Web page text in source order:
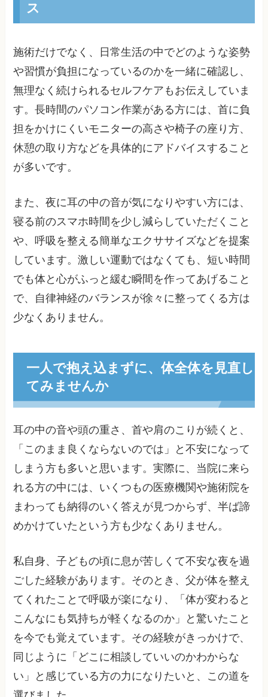
ス
施術だけでなく、日常生活の中でどのような姿勢
や習慣が負担になっているのかを一緒に確認し、
無理なく続けられるセルフケアもお伝えしていま
す。長時間のパソコン作業がある方には、首に負
担をかけにくいモニターの高さや椅子の座り方、
休憩の取り方などを具体的にアドバイスすること
が多いです。
また、夜に耳の中の音が気になりやすい方には、
寝る前のスマホ時間を少し減らしていただくこと
や、呼吸を整える簡単なエクササイズなどを提案
しています。激しい運動ではなくても、短い時間
でも体と心がふっと緩む瞬間を作ってあげること
で、自律神経のバランスが徐々に整ってくる方は
少なくありません。
一人で抱え込まずに、体全体を見直し
てみませんか
耳の中の音や頭の重さ、首や肩のこりが続くと、
「このまま良くならないのでは」と不安になって
しまう方も多いと思います。実際に、当院に来ら
れる方の中には、いくつもの医療機関や施術院を
まわっても納得のいく答えが見つからず、半ば諦
めかけていたという方も少なくありません。
私自身、子どもの頃に息が苦しくて不安な夜を過
ごした経験があります。そのとき、父が体を整え
てくれたことで呼吸が楽になり、「体が変わると
こんなにも気持ちが軽くなるのか」と驚いたこと
を今でも覚えています。その経験がきっかけで、
同じように「どこに相談していいのかわからな
い」と感じている方の力になりたいと、この道を